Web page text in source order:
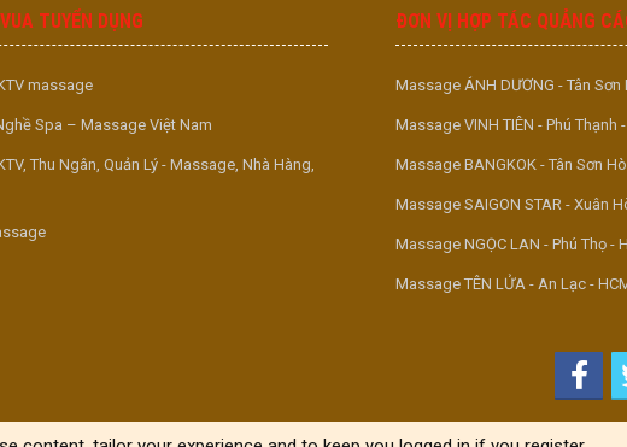
TUYỂN DỤNG
massage
Spa – Massage Việt Nam
Thu Ngân, Quản Lý - Massage, Nhà Hàng,
ĐƠN VỊ HỢP TÁC QUẢNG
Massage ÁNH DƯƠNG - Tân Sơn
Massage VINH TIÊN - Phú Thạnh
Massage BANGKOK - Tân Sơn
Massage SAIGON STAR - Xuân
Massage NGỌC LAN - Phú Thọ -
Massage TÊN LỬA - An Lạc -